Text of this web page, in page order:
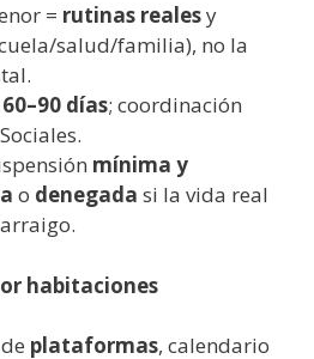
= rutinas realesy
salud/familia), no la
60–90 días; coordinación
mínima y
o denegada si la vida real
habitaciones
plataformas, calendario